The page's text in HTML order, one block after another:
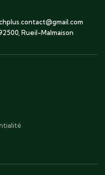
Rueil-Malmaison